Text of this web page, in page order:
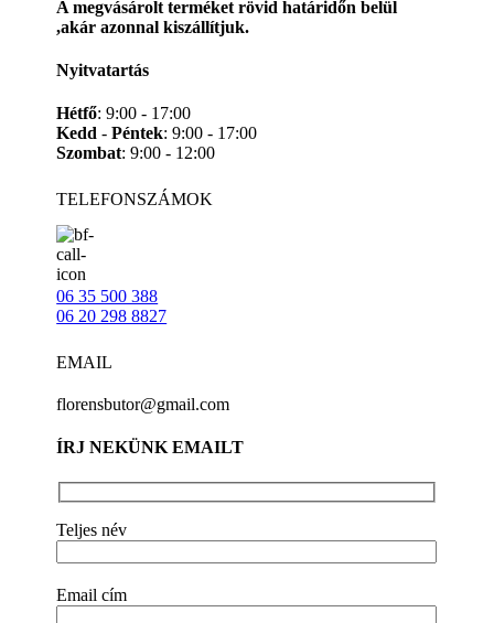
A megvásárolt terméket rövid határidőn belül
,akár azonnal kiszállítjuk.
Nyitvatartás
Hétfő: 9:00 - 17:00
Kedd-Péntek: 9:00 - 17:00
Szombat: 9:00 - 12:00
TELEFONSZÁMOK
06 35 500 388
06 20 298 8827
EMAIL
florensbutor@gmail.com
ÍRJ NEKÜNK EMAILT
Teljes név
Email cím